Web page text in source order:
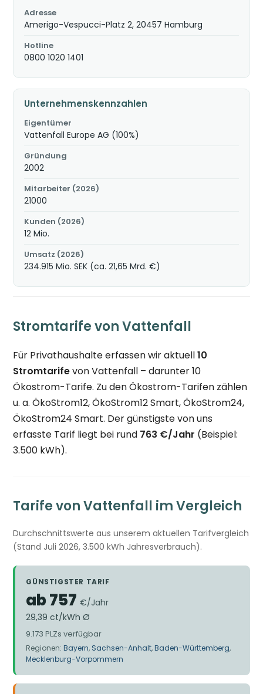
Adresse
Amerigo-Vespucci-Platz 2, 20457 Hamburg
Hotline
0800 1020 1401
Unternehmenskennzahlen
Eigentümer
Vattenfall Europe AG (100%)
Gründung
2002
Mitarbeiter (2026)
21000
Kunden (2026)
12 Mio.
Umsatz (2026)
234.915 Mio. SEK (ca. 21,65 Mrd. €)
Stromtarife von Vattenfall
Für Privathaushalte erfassen wir aktuell10
Stromtarifevon Vattenfall – darunter 10
Ökostrom-Tarife. Zu den Ökostrom-Tarifen zählen
u. a. ÖkoStrom12, ÖkoStrom12 Smart, ÖkoStrom24,
ÖkoStrom24 Smart. Der günstigste von uns
erfasste Tarif liegt bei rund 763 €/Jahr (Beispiel:
3.500 kWh).
Tarife von Vattenfall im Vergleich
Durchschnittswerte aus unserem aktuellen Tarifvergleich
(Stand Juli 2026, 3.500 kWh Jahresverbrauch).
GÜNSTIGSTER TARIF
ab 757€/Jahr
29,39 ct/kWh Ø
9.173 PLZs verfügbar
Regionen:Bayern, Sachsen-Anhalt,Baden-Württemberg,
Mecklenburg-Vorpommern